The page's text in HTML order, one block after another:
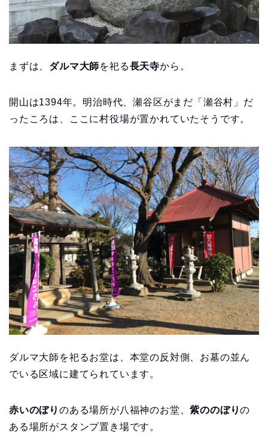
まずは、 ダルマ大師を祀る長天寺から。
開山は1394年。明治時代、瀬谷区がまだ「瀬谷村」だ
ったころは、ここに村役場が置かれていたそうです。
ダルマ大師を祀るお堂は、本堂の反対側、お墓の並ん
でいる区域に建てられています。
赤いのぼり のある場所が八福神のお堂、紫ののぼりの
ある場所がスタンプ置き場です。